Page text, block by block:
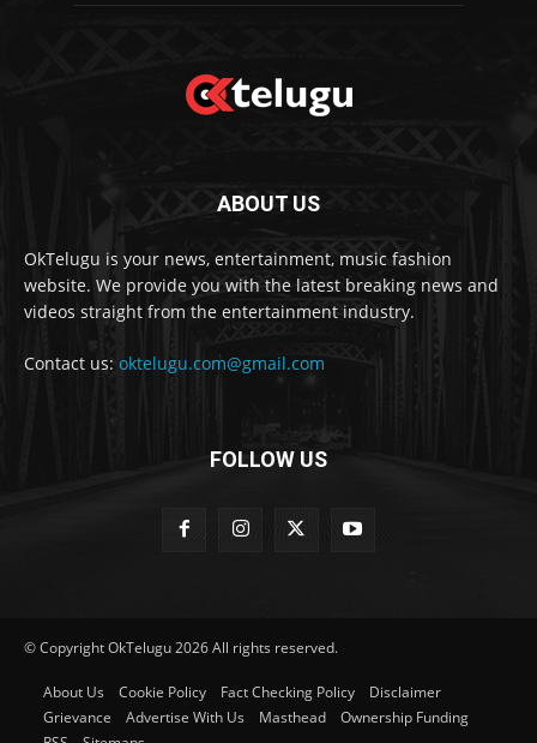
ABOUT US
OkTelugu is your news, entertainment, music fashion
website. We provide you with the latest breaking news and
videos straight from the entertainment industry.
Contact us: oktelugu.com@gmail.com
FOLLOW US
© Copyright OkTelugu 2026 All rights reserved.
About Us Cookie Policy Fact Checking Policy
Disclaimer
Grievance
Advertise With Us Masthead
Ownership Funding